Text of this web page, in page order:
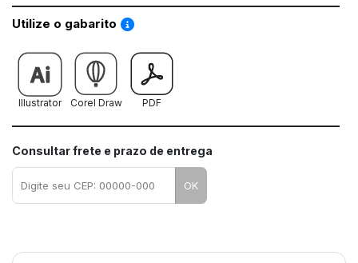
Utilize o gabarito Saiba como utilizar os nossos gabaritos
Illustrator Corel Draw PDF
Consultar frete e prazo de entrega
OK